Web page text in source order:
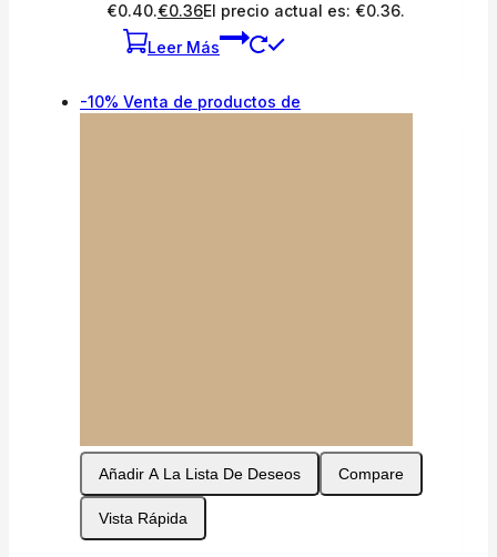
€0.40.€0.36El precio actual es: €0.36.
Leer Más
-10% Venta de productos de
Añadir A La Lista De Deseos Compare
Vista Rápida